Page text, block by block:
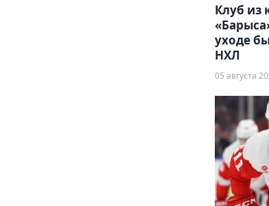
Клуб из
уходе
НХЛ
05 августа